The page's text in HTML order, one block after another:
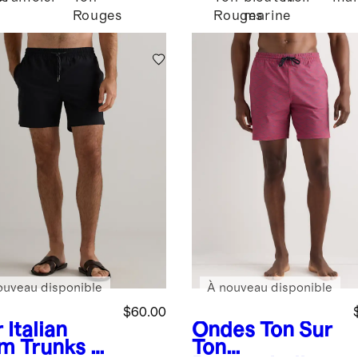
Rouges
Rougesmarine
Italian
Trunks -
$60.00
disponible
Ondes Ton Sur
Ton
À nouveau disponible